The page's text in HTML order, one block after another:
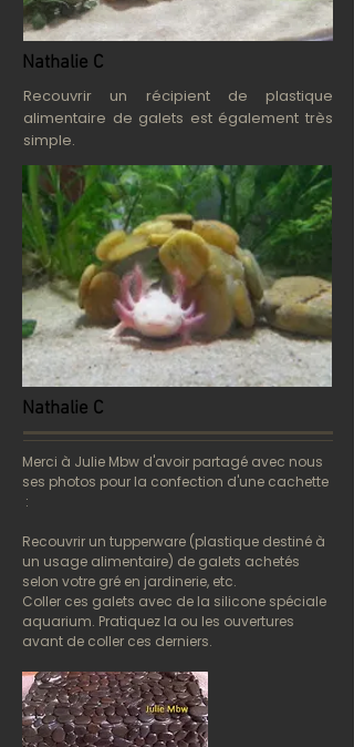
Nathalie C
Recouvrir un récipient de plastique
alimentaire de galets est également très
simple.
Nathalie C
Nathalie C
Merci à Julie Mbw d'avoir partagé avec nous
ses photos pour la confection d'une cachette
:
Recouvrir un tupperware (plastique destiné à
un usage alimentaire) de galets achetés
selon votre gré en jardinerie, etc.
Coller ces galets avec de la silicone spéciale
aquarium. Pratiquez la ou les ouvertures
avant de coller ces derniers.